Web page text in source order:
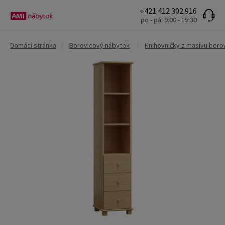
+421 412 302 916
po - pá: 9:00 - 15:30
Domácí stránka Borovicový nábytok Knihovničky z masívu